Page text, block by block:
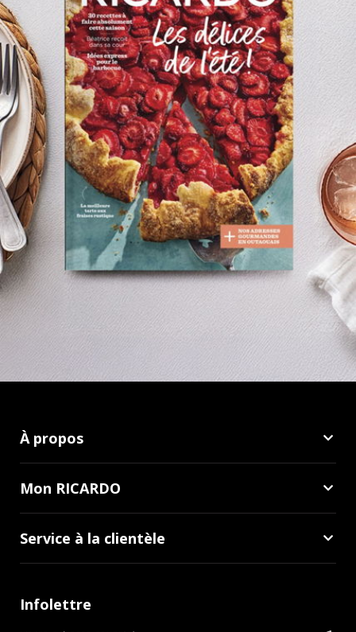
À propos
Mon RICARDO
Service à la clientèle
Infolettre